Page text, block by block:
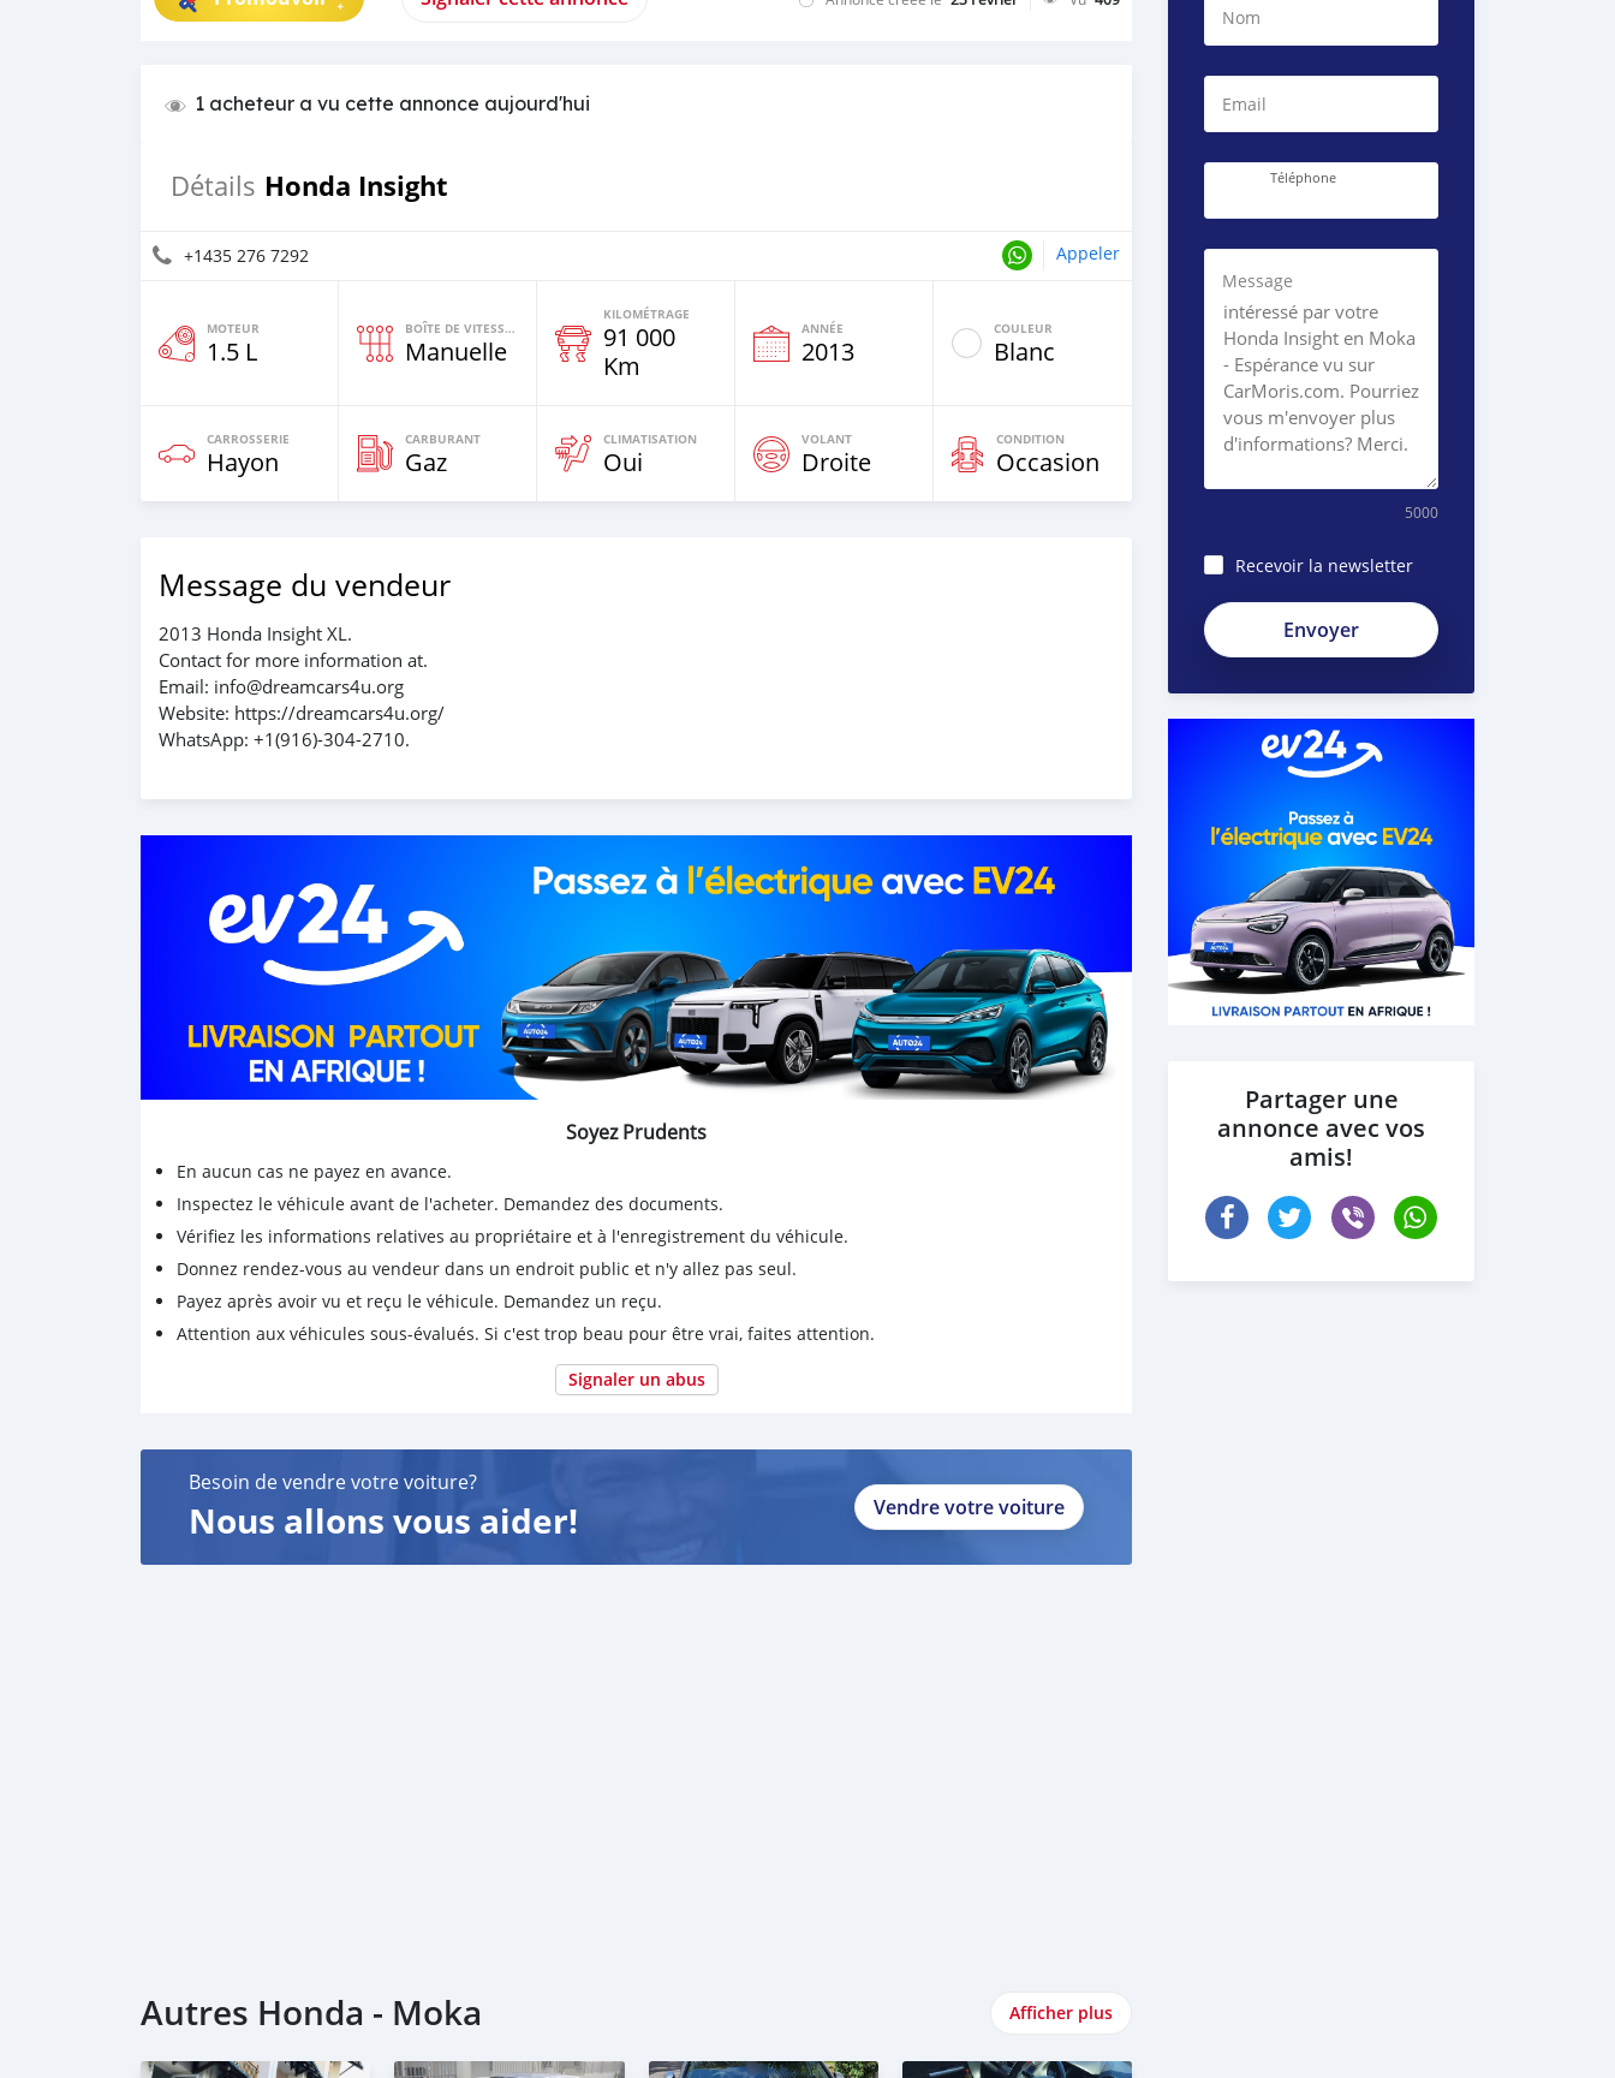
1 acheteur a vu cette annonce aujourd'hui
Détails Honda Insight
+1435 276 7292 Appeler
MOTEUR
1.5 L
BOÎTE DE VITESSES
Manuelle
KILOMÉTRAGE
91 000
Km
ANNÉE
2013
COULEUR
Blanc
CARROSSERIE
Hayon
CARBURANT
Gaz
CLIMATISATION
Oui
VOLANT
Droite
CONDITION
Occasion
Message du vendeur
2013 Honda Insight XL.
Contact for more information at.
Email: info@dreamcars4u.org
Website: https://dreamcars4u.org/
WhatsApp: +1(916)-304-2710.
Soyez Prudents
En aucun cas ne payez en avance.
Inspectez le véhicule avant de l'acheter. Demandez des documents.
Vérifiez les informations relatives au propriétaire et à l'enregistrement du véhicule.
Donnez rendez-vous au vendeur dans un endroit public et n'y allez pas seul.
Payez après avoir vu et reçu le véhicule. Demandez un reçu.
Attention aux véhicules sous-évalués. Si c'est trop beau pour être vrai, faites attention.
Signaler un abus
Besoin de vendre votre voiture?
Nous allons vous aider! Vendre votre voiture
Autres Honda - Moka Afficher plus
Nom
Email
Téléphone
Message
5000
Recevoir la newsletter
Partager une
annonce avec vos
amis!